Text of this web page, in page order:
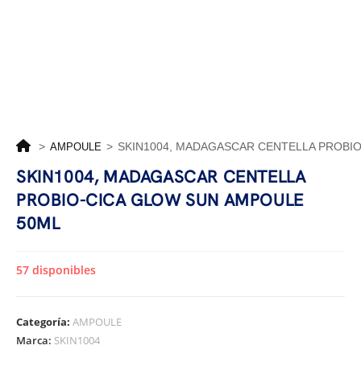
> AMPOULE > SKIN1004, MADAGASCAR CENTELLA
SKIN1004, MADAGASCAR CENTELLA
PROBIO-CICA GLOW SUN AMPOULE
50ML
57 disponibles
Categoría: AMPOULE
Marca: SKIN1004